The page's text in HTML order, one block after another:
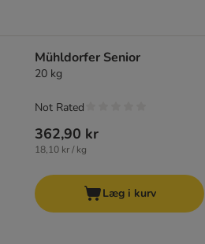
Mühldorfer Senior
20 kg
362,90 kr
18,10 kr / kg
Not Rated
Læg i kurv